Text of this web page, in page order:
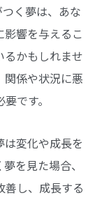
く夢は、あな
響を与えるこ
るかもしれませ
関係や状況に悪
です。
変化や成長を
を見た場合、
善し、成長する